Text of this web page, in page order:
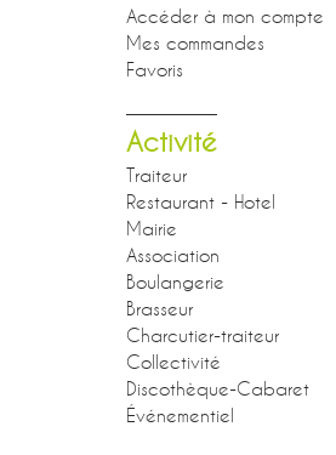
Accéder à mon compte
Mes commandes
Favoris
Activité
Traiteur
Restaurant - Hotel
Mairie
Association
Boulangerie
Brasseur
Charcutier-traiteur
Collectivité
Discothèque-Cabaret
Événementiel